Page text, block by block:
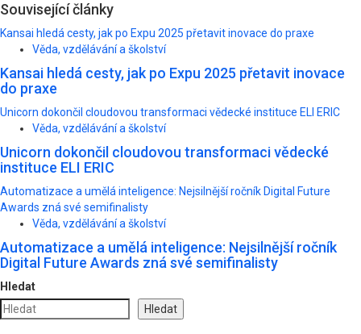
Související články
Kansai hledá cesty, jak po Expu 2025 přetavit inovace do praxe
Věda, vzdělávání a školství
Kansai hledá cesty, jak po Expu 2025 přetavit inovace
do praxe
Unicorn dokončil cloudovou transformaci vědecké instituce ELI ERIC
Věda, vzdělávání a školství
Unicorn dokončil cloudovou transformaci vědecké
instituce ELI ERIC
Automatizace a umělá inteligence: Nejsilnější ročník Digital Future
Awards zná své semifinalisty
Věda, vzdělávání a školství
Automatizace a umělá inteligence: Nejsilnější ročník
Digital Future Awards zná své semifinalisty
Hledat
Hledat